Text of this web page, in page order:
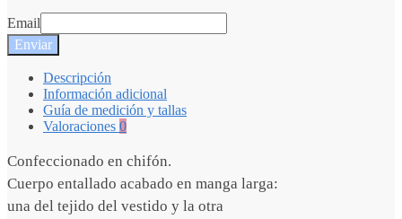
Email
Enviar
Descripción
Información adicional
Guía de medición y tallas
Valoraciones 0
Confeccionado en chifón.
Cuerpo entallado acabado en manga larga:
una del tejido del vestido y la otra